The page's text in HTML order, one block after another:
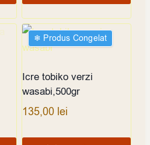
❄︎ Produs Congelat
Icre tobiko verzi
wasabi,500gr
135,00 lei